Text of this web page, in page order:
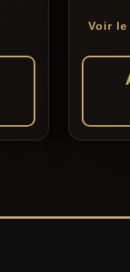
509,00 €
Voir